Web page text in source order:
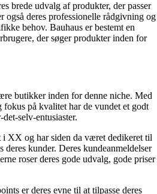
brede udvalg af produkter, der passer
deres professionelle rådgivning og
behov. Bauhaus er bestemt en
der søger produkter inden for
butikker inden for denne niche. Med
fokus på kvalitet har de vundet et godt
selv-entusiaster.
XX og har siden da været dedikeret til
deres kunder. Deres kundeanmeldelser
roser deres gode udvalg, gode priser
er deres evne til at tilpasse deres